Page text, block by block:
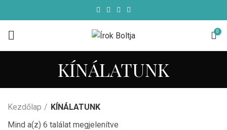
0
KÍNÁLATUNK
Kezdőlap
KÍNÁLATUNK
Mind a(z) 6 találat megjelenítve